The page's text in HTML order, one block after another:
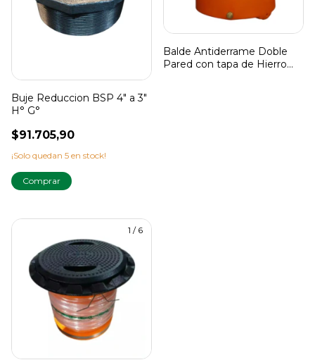
Buje Reduccion BSP 4" a 3"
H° G°
$91.705,90
¡Solo quedan 5 en stock!
Balde Antiderrame Doble
Pared con tapa de Hierro
1 / 6